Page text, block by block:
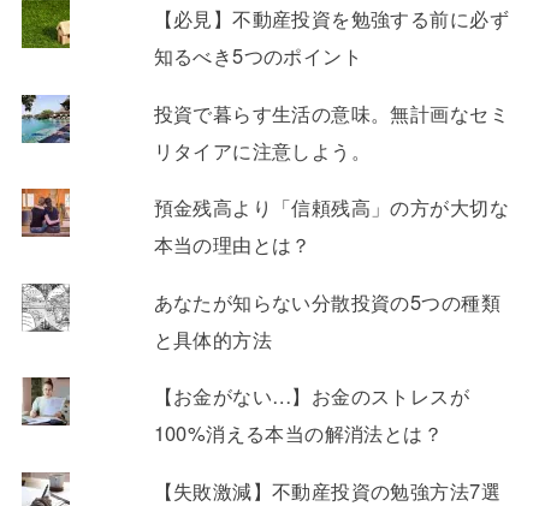
【必見】不動産投資を勉強する前に必ず
知るべき5つのポイント
投資で暮らす生活の意味。無計画なセミ
リタイアに注意しよう。
預金残高より「信頼残高」の方が大切な
本当の理由とは？
あなたが知らない分散投資の5つの種類
と具体的方法
【お金がない…】お金のストレスが
100%消える本当の解消法とは？
【失敗激減】不動産投資の勉強方法7選